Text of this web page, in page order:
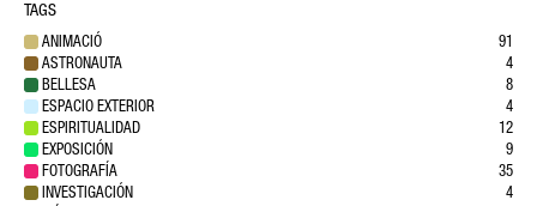
TAGS
ANIMACIÓ
91
ASTRONAUTA
4
BELLESA
8
ESPACIO EXTERIOR
4
ESPIRITUALIDAD
12
EXPOSICIÓN
9
FOTOGRAFÍA
35
INVESTIGACIÓN
4